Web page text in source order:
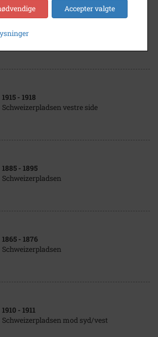
Schweizerpladsen vestre side
1915 - 1918
Schweizerpladsen vestre side
1885 - 1895
Schweizerpladsen
1865 - 1876
Schweizerpladsen
1910 - 1911
Schweizerpladsen mod syd/vest
Accepter valgte